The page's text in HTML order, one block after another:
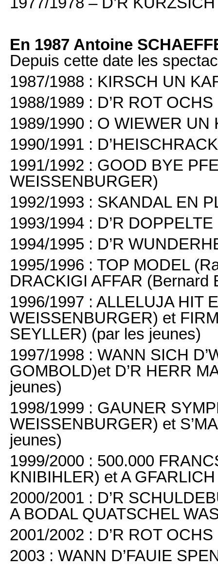
En 1987 Antoine
Depuis cette date les
1987/1988 : KIRSCH UN
1988/1989 : D’R ROT
1989/1990 : O WIEWER
1990/1991 :
1991/1992 : GOOD BYE
WEISSENBURGER)
1992/1993 : SKANDAL EN
1993/1994 : D’R
1994/1995 : D’R
1995/1996 : TOP MODEL
DRACKIGI AFFAR (Bernard
1996/1997 : ALLELUJA HIT
WEISSENBURGER) et
SEYLLER) (par les jeunes)
1997/1998 : WANN SICH
GOMBOLD)et D’R HERR
jeunes)
1998/1999 : GAUNER
WEISSENBURGER) et
jeunes)
1999/2000 : 500.000
KNIBIHLER) et A
2000/2001 : D’R
A BODAL QUATSCHEL
2001/2002 : D’R ROT
2003 : WANN D’FAUIE